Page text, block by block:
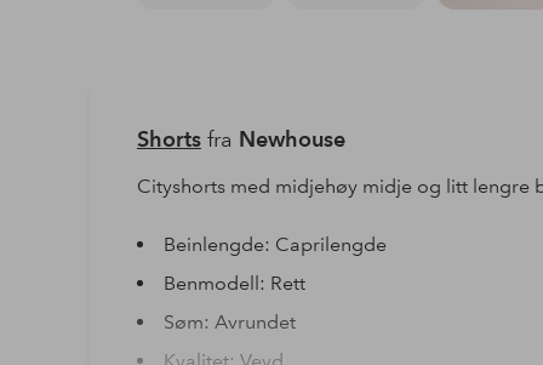
Shortsfra Newhouse
Cityshorts med midjehøy midje og litt lengre
Beinlengde: Caprilengde
Benmodell: Rett
Søm: Avrundet